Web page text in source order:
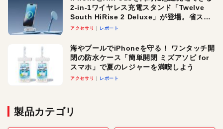
2-in-1ワイヤレス充電スタンド「Twelve
South HiRise 2 Deluxe」が登場。省スペ
ースでおしゃれに充電したい人にオスス
アクセサリ レポート
海やプールでiPhoneを守る！ ワンタッチ開
閉の防水ケース「簡単開閉 ミズアソビ for
スマホ」で夏のレジャーを満喫しよう
アクセサリ レポート
製品カテゴリ